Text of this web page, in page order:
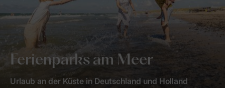
Ferienparks am Meer
Urlaub an der Küste in Deutschland und Holland